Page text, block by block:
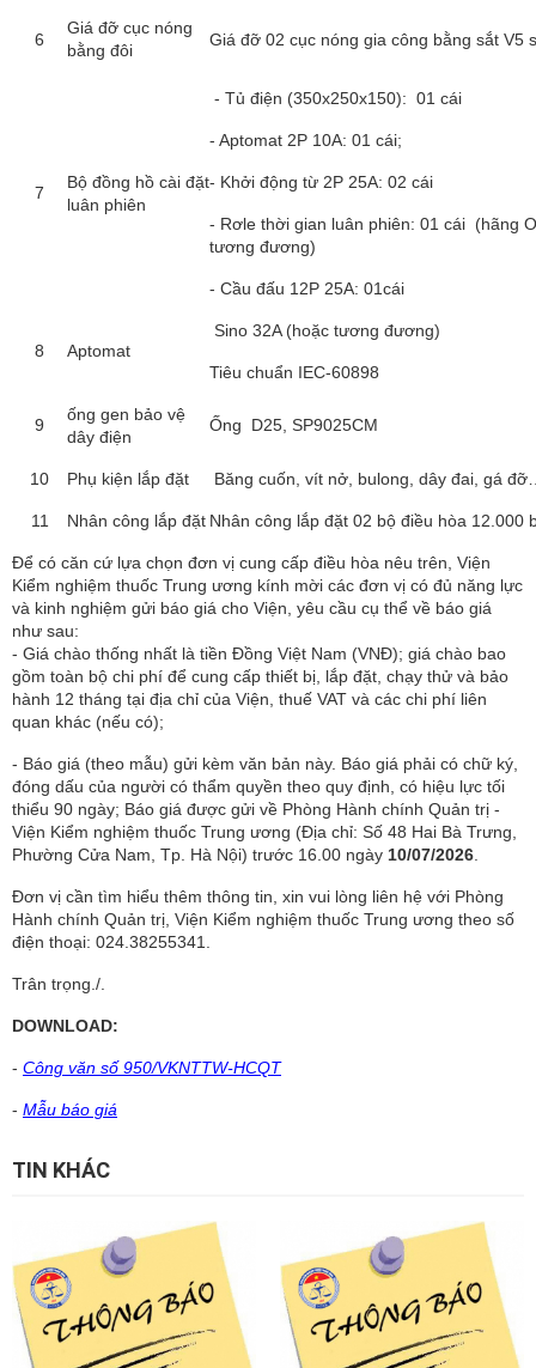
6
Giá đỡ cục nóng
bằng đôi
Giá đỡ 02 cục nóng gia công bằng sắt V5
7
Bộ đồng hồ cài đặt
luân phiên
- Tủ điện (350x250x150): 01 cái
- Aptomat 2P 10A: 01 cái;
- Khởi động từ 2P 25A: 02 cái
- Rơle thời gian luân phiên: 01 cái (hãng
tương đương)
- Cầu đấu 12P 25A: 01cái
8 Aptomat
Sino 32A (hoặc tương đương)
Tiêu chuẩn IEC-60898
9
ống gen bảo vệ
dây điện
Ống D25, SP9025CM
10 Phụ kiện lắp đặt Băng cuốn, vít nở, bulong, dây đai, gá
11 Nhân công lắp đặt Nhân công lắp đặt 02 bộ điều hòa 12.000
Để có căn cứ lựa chọn đơn vị cung cấp điều hòa nêu trên, Viện
Kiểm nghiệm thuốc Trung ương kính mời các đơn vị có đủ năng lực
và kinh nghiệm gửi báo giá cho Viện, yêu cầu cụ thể về báo giá
như sau:
- Giá chào thống nhất là tiền Đồng Việt Nam (VNĐ); giá chào bao
gồm toàn bộ chi phí để cung cấp thiết bị, lắp đặt, chạy thử và bảo
hành 12 tháng tại địa chỉ của Viện, thuế VAT và các chi phí liên
quan khác (nếu có);
- Báo giá (theo mẫu) gửi kèm văn bản này. Báo giá phải có chữ ký,
đóng dấu của người có thẩm quyền theo quy định, có hiệu lực tối
thiểu 90 ngày; Báo giá được gửi về Phòng Hành chính Quản trị -
Viện Kiểm nghiệm thuốc Trung ương (Địa chỉ: Số 48 Hai Bà Trưng,
Phường Cửa Nam, Tp. Hà Nội) trước 16.00 ngày 10/07/2026.
Đơn vị cần tìm hiểu thêm thông tin, xin vui lòng liên hệ với Phòng
Hành chính Quản trị, Viện Kiểm nghiệm thuốc Trung ương theo số
điện thoại: 024.38255341.
Trân trọng./.
DOWNLOAD:
- Công văn số 950/VKNTTW-HCQT
- Mẫu báo giá
TIN KHÁC